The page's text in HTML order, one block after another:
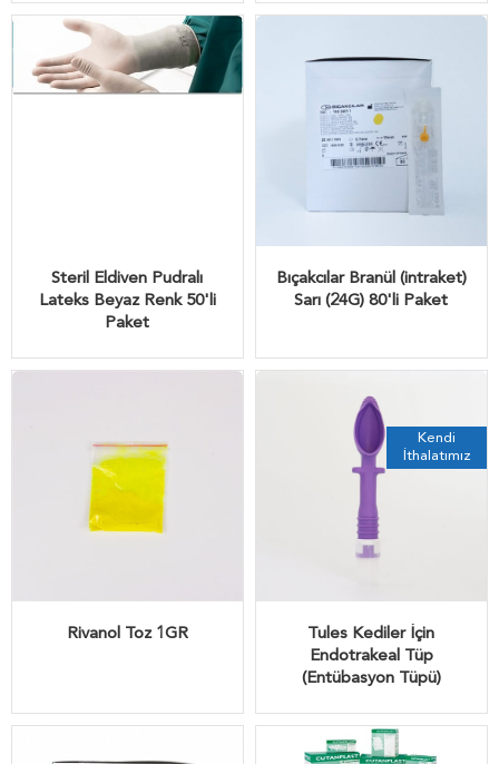
Steril Eldiven Pudralı
Lateks Beyaz Renk 50'li
Paket
Bıçakcılar Branül (intraket)
Sarı (24G) 80'li Paket
Rivanol Toz 1GR
Tules Kediler İçin
Endotrakeal Tüp
(Entübasyon Tüpü)
Kendi
İthalatımız